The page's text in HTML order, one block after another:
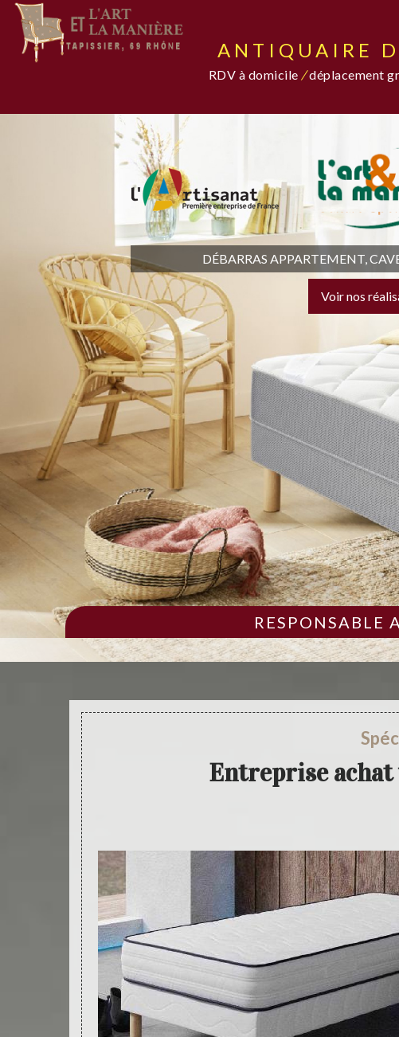
ANTIQUAIRE
RDV à domicile /déplacement
DÉBARRAS APPARTEMENT,
Voir nos
RESPONSABLE
Entreprise